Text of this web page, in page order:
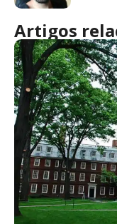
Artigos